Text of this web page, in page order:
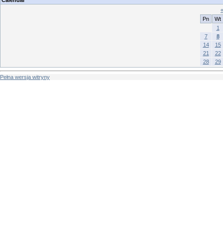
«
Pn
Wt
1
7
8
14
15
21
22
28
29
Pełna wersja witryny